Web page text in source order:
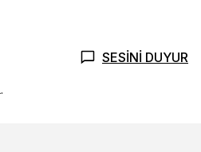
SESİNİ DUYUR